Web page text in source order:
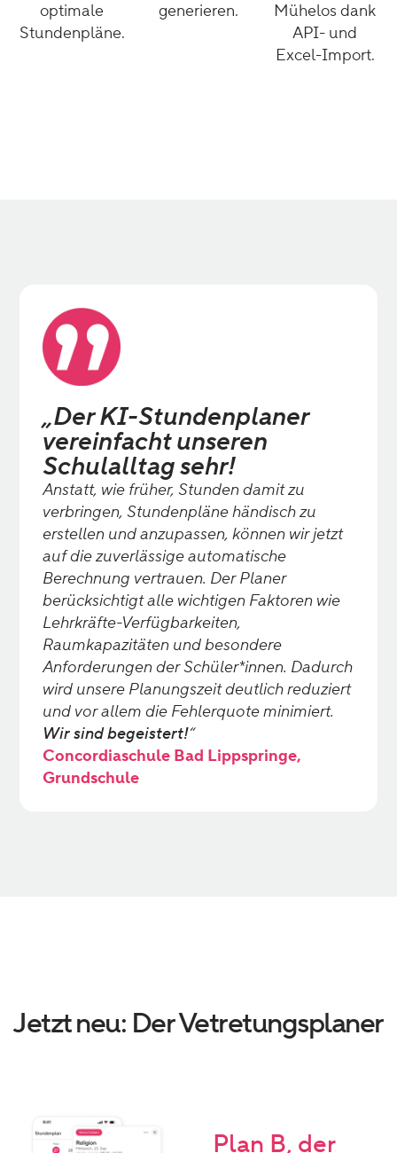
optimale
Stundenpläne.
generieren.
Mühelos dank
API- und
Excel-Import.
„Der KI-Stundenplaner
vereinfacht unseren
Schulalltag sehr!
Anstatt, wie früher, Stunden damit zu
verbringen, Stundenpläne händisch zu
erstellen und anzupassen, können wir jetzt
auf die zuverlässige automatische
Berechnung vertrauen. Der Planer
berücksichtigt alle wichtigen Faktoren wie
Lehrkräfte-Verfügbarkeiten,
Raumkapazitäten und besondere
Anforderungen der Schüler*innen. Dadurch
wird unsere Planungszeit deutlich reduziert
und vor allem die Fehlerquote minimiert.
Wir sind begeistert!“
Concordiaschule Bad Lippspringe,
Grundschule
Jetzt neu: Der Vetretungsplaner
Plan B, der